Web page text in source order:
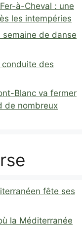
à-Cheval : une
les intempéries
semaine de danse
des
Blanc va fermer
de nombreux
fête ses
la Méditerranée